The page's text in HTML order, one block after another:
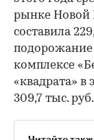
рынке Новой
составила
комплексе
«квадрата» в
309,7 тыс. руб.